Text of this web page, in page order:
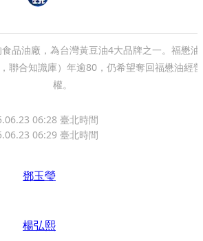
品油廠，為台灣黃豆油4大品牌之一。福懋油
聯合知識庫）年逾80，仍希望奪回福懋油經營
權。
06:28 臺北時間
06:29 臺北時間
鄧玉瑩
楊弘熙